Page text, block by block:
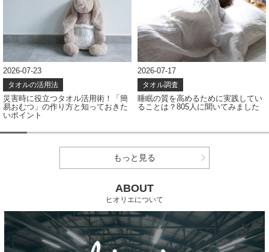
2026-07-17
タオル調査
睡眠の質を高めるために実践してい
ることは？805人に聞いてみました
2026-07-08
タオル調査
タオルの色、どう選ぶ？アンケート
結果から見えたカラー選びのポイン
もっと見る
ABOUT
ヒオリエについて